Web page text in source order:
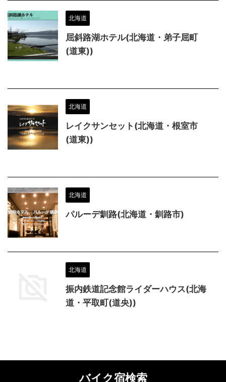
北海道
屈斜路湖ホテル(北海道・弟子屈町
(道東))
北海道
レイクサンセット(北海道・根室市
(道東))
北海道
パルーデ釧路(北海道・釧路市)
北海道
振内鉄道記念館ライダーハウス(北海
道・平取町(道央))
バイク宿検索